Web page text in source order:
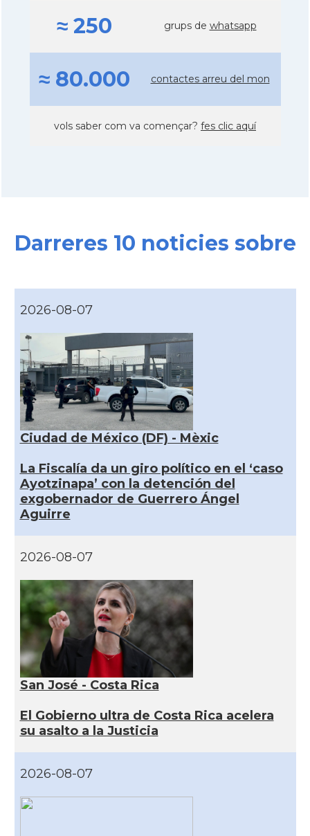
≈ 250 grups de whatsapp
≈ 80.000 contactes arreu del mon
vols saber com va començar? fes clic aquí
Darreres 10 noticies sobre
2026-08-07
Ciudad de México (DF) - Mèxic
La Fiscalía da un giro político en el ‘caso
Ayotzinapa’ con la detención del
exgobernador de Guerrero Ángel
Aguirre
2026-08-07
San José - Costa Rica
El Gobierno ultra de Costa Rica acelera
su asalto a la Justicia
2026-08-07